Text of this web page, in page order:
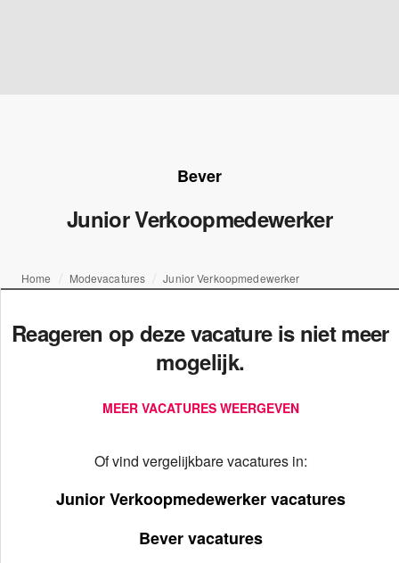
Bever
Junior Verkoopmedewerker
Home Modevacatures Junior Verkoopmedewerker
Reageren op deze vacature is niet meer
mogelijk.
MEER VACATURES WEERGEVEN
Of vind vergelijkbare vacatures in:
Junior Verkoopmedewerker vacatures
Bever vacatures